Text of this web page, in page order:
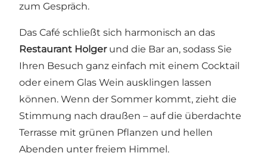
zum Gespräch.
Das Café schließt sich harmonisch an das
Restaurant Holgerund die Bar an, sodass Sie
Ihren Besuch ganz einfach mit einem Cocktail
oder einem Glas Wein ausklingen lassen
können. Wenn der Sommer kommt, zieht die
Stimmung nach draußen – auf die überdachte
Terrasse mit grünen Pflanzen und hellen
Abenden unter freiem Himmel.